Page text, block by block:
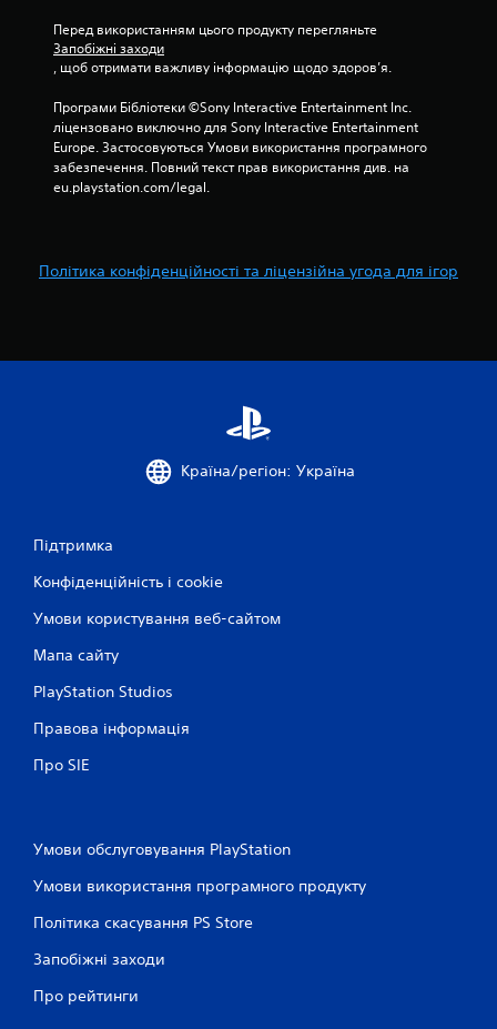
Перед використанням цього продукту перегляньте
Запобіжні заходи
, щоб отримати важливу інформацію щодо здоров’я.
Програми Бібліотеки ©Sony Interactive Entertainment Inc.
ліцензовано виключно для Sony Interactive Entertainment
Europe. Застосовуються Умови використання програмного
забезпечення. Повний текст прав використання див. на
eu.playstation.com/legal.
Політика конфіденційності та ліцензійна угода для ігор
Країна/регіон: Україна
Підтримка
Конфіденційність і cookie
Умови користування веб-сайтом
Мапа сайту
PlayStation Studios
Правова інформація
Про SIE
Умови обслуговування PlayStation
Умови використання програмного продукту
Політика скасування PS Store
Запобіжні заходи
Про рейтинги